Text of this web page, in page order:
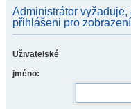
Administrátor
přihlášeni pro
Uživatelské
jméno: